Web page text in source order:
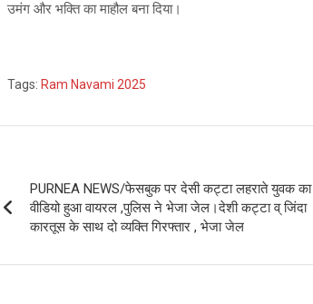
उमंग और भक्ति का माहौल बना दिया।
Tags: Ram Navami 2025
navigation
PURNEA NEWS/फेसबुक पर देसी कट्टा लहराते युवक का
वीडियो हुआ वायरल ,पुलिस ने भेजा जेल।देशी कट्टा व् जिंदा
कारतूस के साथ दो व्यक्ति गिरफ्तार , भेजा जेल